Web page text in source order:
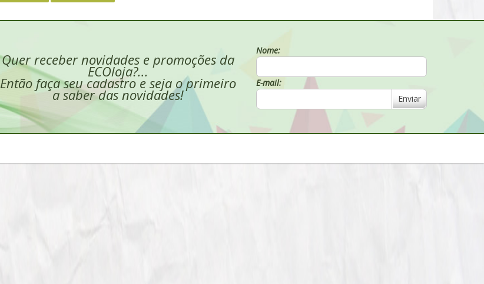
Quer receber novidades e promoções da
ECOloja?...
Então faça seu cadastro e seja o primeiro
a saber das novidades!
Nome:
E-mail:
Enviar